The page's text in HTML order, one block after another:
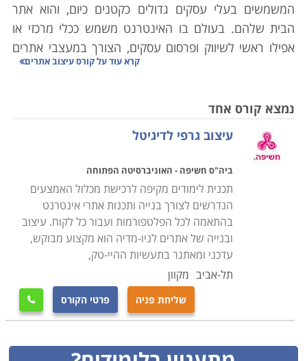
המשמשים בעלי עסקים גדולים כקטנים כיום, והוא אתר
הבית שלהם. בעולם בו האינטרנט משמש ככלי מרכזי או
אפילו ראשי לשיווק ופרסום עסקים, הצורך במעצבי אתרים
עולה, ואיתו הביקוש למקצוענים יצירתיים וייחודיים.
היא כמובן הצורך להציג את התכנים והמסרים באופן שיתאים
לגולש; ישנה חשיבות עליונה לתועלת שאמור לייצר האתר
ללקוח, הקפדה על הנוחות והנגישות למידע ולתוכן,
והאינטואיטיביות באיתורו ובשימוש בו. כל אלו הם גורמים
שיש להתחשב בהם בעיצובו של אתר חדש או חידוש אתר
קיים, ואת כולם יש לעטוף במראה ייחודי, אסתטי ומאופיין
פרטנית ללקוח.
קורס עיצוב אתרים עוסק קודם כל בהקניית מיומנות בתוכנות
הגרפיקה המתקדמות לעיצוב אתרים ובניית התשתית לכך,
הכלים והמידע, האלמנטים הגרפיים הקשורים לעיצוב
קרא עוד עלקורס עיצוב אתרים
נמצא קורס אחד
עיצוב גרפי לדיגיטל
ביה"ס חשיפה - האוניברסיטה הפתוחה
תכנית לימודים מקיפה לרכישת מכלול האמצעים
הנדרשים לצורך בנייה ותכנות אתרי אינטרנט
בהתאמה לכל הפלטפורמות ועבור כל לקוח. עיצוב
ובנייה של אתרים לניו-מדיה הוא מקצוע מבוקש,
עדכני ומאתגר בתעשיות ההיי-טק,
תל-אביב מקוון
שליחת פניה פרטי הקורס 